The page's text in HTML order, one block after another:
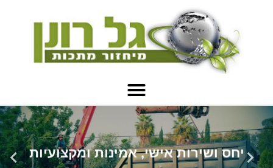
יחס ושירות אישי, אמינות ומקצועיות